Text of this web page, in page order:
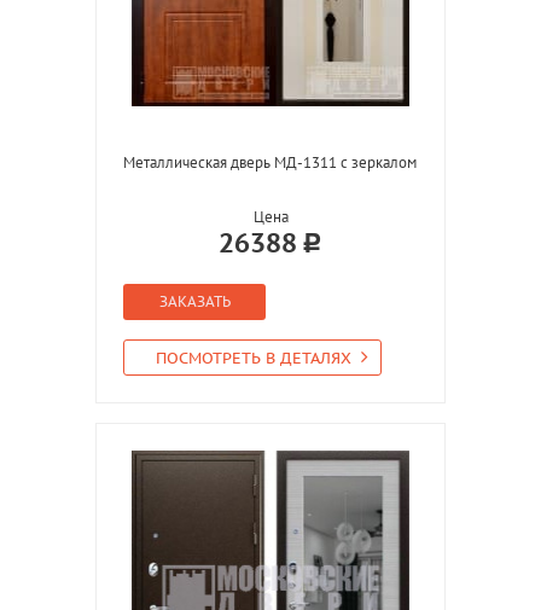
Металлическая дверь МД-1311 с зеркалом
Цена
26388
ЗАКАЗАТЬ
ПОСМОТРЕТЬ В ДЕТАЛЯХ